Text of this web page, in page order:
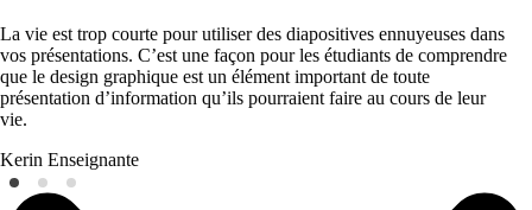
La vie est trop courte pour utiliser des diapositives ennuyeuses dans
vos présentations. C’est une façon pour les étudiants de comprendre
que le design graphique est un élément important de toute
présentation d’information qu’ils pourraient faire au cours de leur
vie.
Kerin Enseignante